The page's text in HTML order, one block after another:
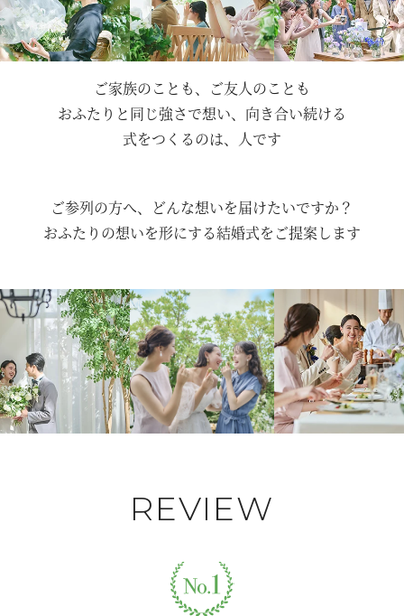
ご家族のことも、ご友人のことも
おふたりと同じ強さで想い、向き合い続ける
式をつくるのは、人です
ご参列の方へ、どんな想いを届けたいですか？
おふたりの想いを形にする結婚式をご提案します
REVIEW